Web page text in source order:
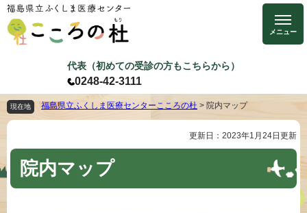
ペ
ー
で
す
。
メ
ニ
ば
し
て
本
文
へ
代表（初めての受診の方もこちらから）
0248-42-3111
現在地 福島県立ふくしま医療センターこころの杜 > 院内マップ
文
更新日：2023年1月24日更新
院内マップ